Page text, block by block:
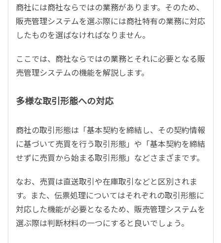
商社には商社ならではの業務があります。そのため、
販売管理システムを選ぶ際には商社特有の業務に対応
したものを選ばなければなりません。
ここでは、商社ならではの業務とそれに必要となる販
売管理システムの機能を解説します。
多様な取引形態への対応
商社の取引形態は「基本契約を締結し、その契約情報
に基づいて売買を行う取引形態」や「基本契約を締結
せずに売買から始まる取引形態」などさまざまです。
なお、売買は直送取引や在庫取引などと区別されま
す。また、伝票処理についてはそれぞれの取引形態に
対応した機能が必要となるため、販売管理システムを
選ぶ際は判断材料の一つにすると良いでしょう。